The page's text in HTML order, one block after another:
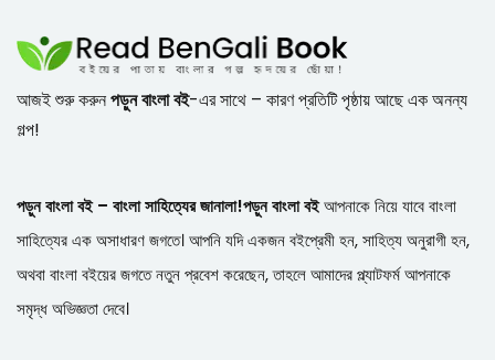
আজই শুরু করুনপড়ুন বাংলা বই-এর সাথে – কারণ প্রতিটি পৃষ্ঠায় আছে এক অনন্য
গল্প!
পড়ুন বাংলা বই – বাংলা সাহিত্যের জানালা!পড়ুন বাংলা বইআপনাকে নিয়ে যাবে বাংলা
সাহিত্যের এক অসাধারণ জগতে। আপনি যদি একজন বইপ্রেমী হন, সাহিত্য অনুরাগী হন,
অথবা বাংলা বইয়ের জগতে নতুন প্রবেশ করেছেন, তাহলে আমাদের প্ল্যাটফর্ম আপনাকে
সমৃদ্ধ অভিজ্ঞতা দেবে।